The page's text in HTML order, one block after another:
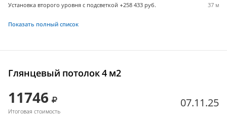
Установка второго уровня с подсветкой +258 433 руб.
37 м
Показать полный список
Глянцевый потолок 4 м2
11746
Итоговая стоимость
07.11.25